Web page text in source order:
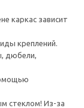
каркас зависит
креплений.
дюбели,
стеклом! Из-за